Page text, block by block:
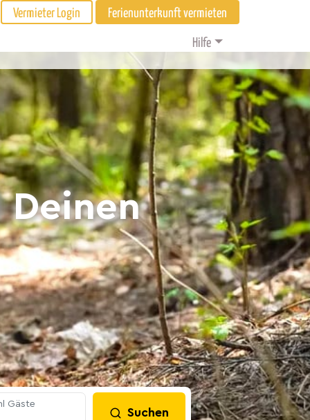
Vermieter Login Ferienunterkunft vermieten
Hilfe
Deinen
Gäste
Suchen